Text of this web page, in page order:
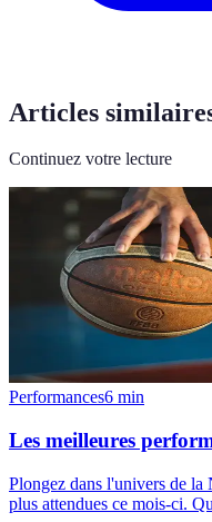
Articles
Continuez votre lecture
Performances6 min
Les meilleures
Plongez dans l'univers de la
plus attendues ce mois-ci.